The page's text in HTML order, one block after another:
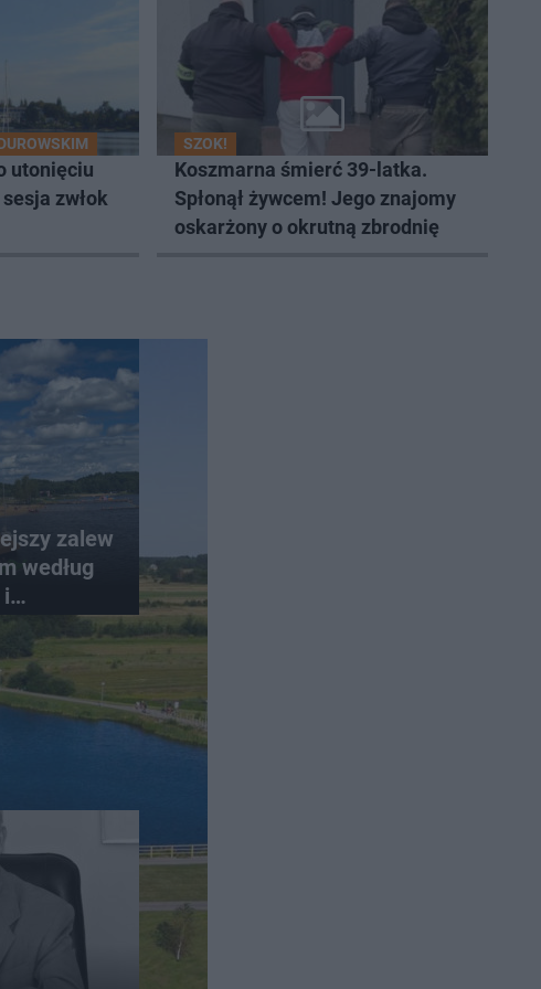
utonięciu
zwłok
SZOK!
Koszmarna śmierć 39-latka.
Spłonął żywcem! Jego znajomy
oskarżony o okrutną zbrodnię
zalew
według
i